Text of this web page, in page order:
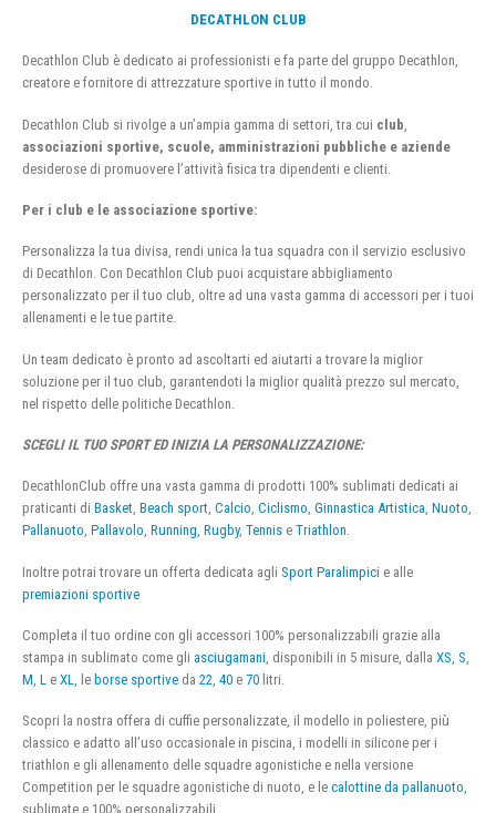
DECATHLON CLUB
Decathlon Club è dedicato ai professionisti e fa parte del gruppo Decathlon,
creatore e fornitore di attrezzature sportive in tutto il mondo.
Decathlon Club si rivolge a un’ampia gamma di settori, tra cui club
associazioni sportive, scuole, amministrazioni pubbliche e aziende
desiderose di promuovere l’attività fisica tra dipendenti e clienti.
Per i club e le associazione sportive:
Personalizza la tua divisa, rendi unica la tua squadra con il servizio esclusivo
di Decathlon. Con Decathlon Club puoi acquistare abbigliamento
personalizzato per il tuo club, oltre ad una vasta gamma di accessori per i tuoi
allenamenti e le tue partite.
Un team dedicato è pronto ad ascoltarti ed aiutarti a trovare la miglior
soluzione per il tuo club, garantendoti la miglior qualità prezzo sul mercato,
nel rispetto delle politiche Decathlon.
SCEGLI IL TUO SPORT ED INIZIA LA PERSONALIZZAZIONE:
DecathlonClub offre una vasta gamma di prodotti 100% sublimati dedicati ai
praticanti di Basket, Beach sport, Calcio, Ciclismo, Ginnastica Artistica, Nuoto,
Pallanuoto, Pallavolo, Running, Rugby, Tennis e Triathlon.
Inoltre potrai trovare un offerta dedicata agli Sport Paralimpici e alle
premiazioni sportive
Completa il tuo ordine con gli accessori 100% personalizzabili grazie alla
stampa in sublimato come gli asciugamani , disponibili in 5 misure, dalla XS S
M L e XL , le borse sportive da 22 40 e 70 litri.
Scopri la nostra offera di cuffie personalizzate, il modello in poliestere, più
classico e adatto all’uso occasionale in piscina, i modelli in silicone per i
triathlon e gli allenamento delle squadre agonistiche e nella versione
Competition per le squadre agonistiche di nuoto, e le calottine da pallanuoto,
sublimate e 100% personalizzabili